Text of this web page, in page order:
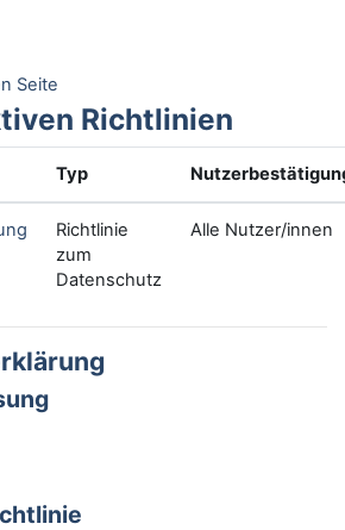
Seite
Richtlinien
Typ
Richtlinie
zum
Datenschutz
Alle Nutzer/innen